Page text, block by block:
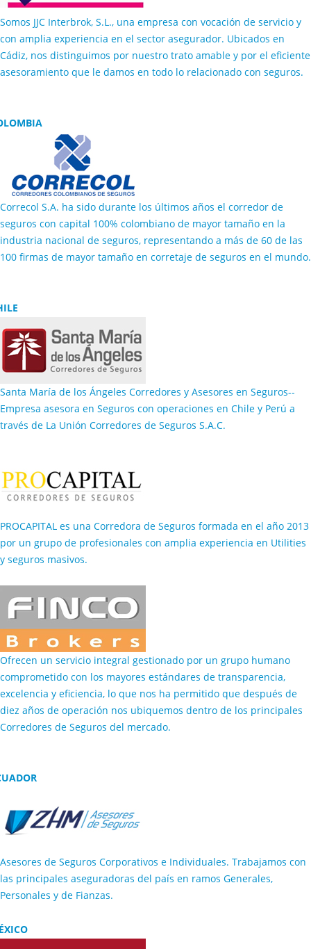
Somos JJC Interbrok, S.L., una empresa con vocación de servicio y
con amplia experiencia en el sector asegurador. Ubicados en
Cádiz, nos distinguimos por nuestro trato amable y por el eficiente
asesoramiento que le damos en todo lo relacionado con seguros.
Correcol S.A. ha sido durante los últimos años el corredor de
seguros con capital 100% colombiano de mayor tamaño en la
industria nacional de seguros, representando a más de 60 de las
100 firmas de mayor tamaño en corretaje de seguros en el mundo.
Santa María de los Ángeles Corredores y Asesores en Seguros--
Empresa asesora en Seguros con operaciones en Chile y Perú a
través de La Unión Corredores de Seguros S.A.C.
PROCAPITAL es una Corredora de Seguros formada en el año 2013
por un grupo de profesionales con amplia experiencia en Utilities
y seguros masivos.
Ofrecen un servicio integral gestionado por un grupo humano
comprometido con los mayores estándares de transparencia,
excelencia y eficiencia, lo que nos ha permitido que después de
diez años de operación nos ubiquemos dentro de los principales
Corredores de Seguros del mercado.
Asesores de Seguros Corporativos e Individuales. Trabajamos con
las principales aseguradoras del país en ramos Generales,
Personales y de Fianzas.